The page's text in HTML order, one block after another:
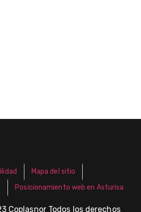
Mapa del sitio
Posicionamiento web en Asturisa
Coplasnor Todos los derechos